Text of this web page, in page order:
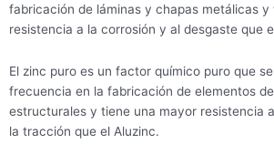
fabricación de láminas y chapas metálicas y
resistencia a la corrosión y al desgaste que
El zinc puro es un factor químico puro que
frecuencia en la fabricación de elementos
estructurales y tiene una mayor resistencia
la tracción que el Aluzinc.